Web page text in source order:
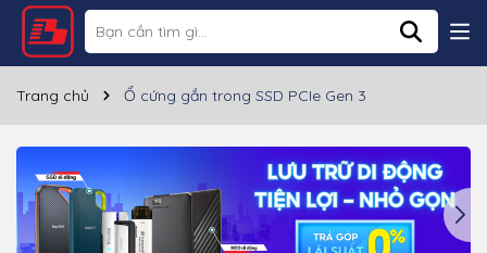
Trang chủ Ổ cứng gắn trong SSD PCIe Gen 3